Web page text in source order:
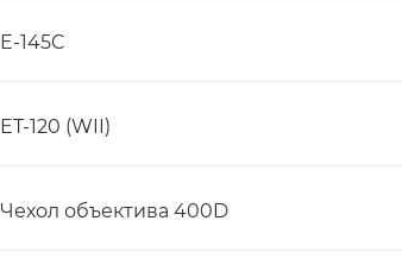
E-145C
ET-120 (WII)
Чехол объектива 400D